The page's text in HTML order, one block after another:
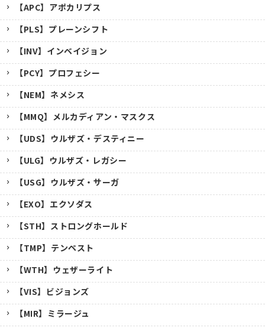
【APC】アポカリプス
【PLS】プレーンシフト
【INV】インベイジョン
【PCY】プロフェシー
【NEM】ネメシス
【MMQ】メルカディアン・マスクス
【UDS】ウルザズ・デスティニー
【ULG】ウルザズ・レガシー
【USG】ウルザズ・サーガ
【EXO】エクソダス
【STH】ストロングホールド
【TMP】テンペスト
【WTH】ウェザーライト
【VIS】ビジョンズ
【MIR】ミラージュ